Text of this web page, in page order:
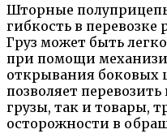
Шторные
гибкость в перевозке
Груз может быть
при помощи
открывания боковых
позволяет
грузы, так и товары,
осторожности в